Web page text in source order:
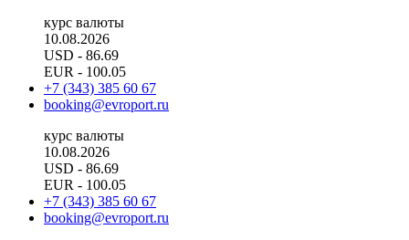
курс валюты
10.08.2026
USD - 86.69
EUR - 100.05
+7 (343) 385 60 67
booking@evroport.ru
курс валюты
10.08.2026
USD - 86.69
EUR - 100.05
+7 (343) 385 60 67
booking@evroport.ru